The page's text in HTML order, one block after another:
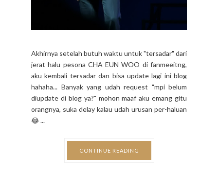
Akhirnya setelah butuh waktu untuk "tersadar" dari
jerat halu pesona CHA EUN WOO di fanmeeitng,
aku kembali tersadar dan bisa update lagi ini blog
hahaha... Banyak yang udah request "mpi belum
diupdate di blog ya?" mohon maaf aku emang gitu
orangnya, suka delay kalau udah urusan per-haluan
😂 ...
CONTINUE READING